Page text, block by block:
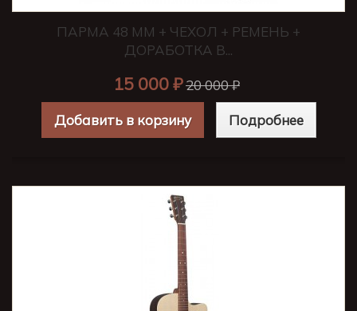
ПАРМА 48 ММ + ЧЕХОЛ + РЕМЕНЬ +
ДОРАБОТКА В...
15 000 ₽20 000 ₽
Добавить в корзину Подробнее